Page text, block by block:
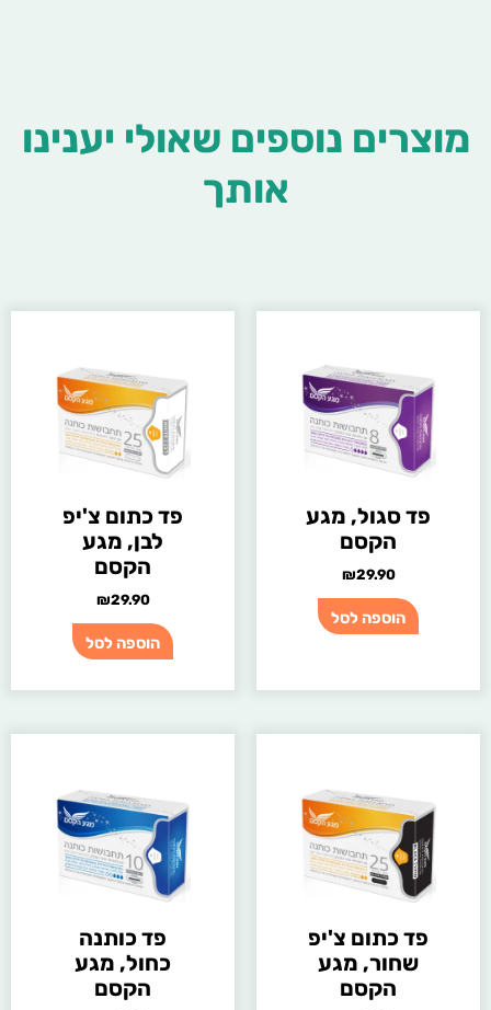
מוצרים נוספים שאולי יענינו
אותך
פד סגול, מגע
הקסם
₪29.90
הוספה לסל
פד כתום צ'יפ
לבן, מגע
הקסם
₪29.90
הוספה לסל
פד כתום צ'יפ
שחור, מגע
הקסם
פד כותנה
כחול, מגע
הקסם